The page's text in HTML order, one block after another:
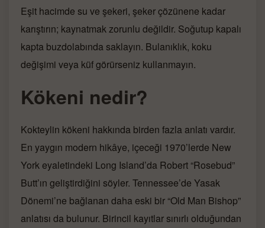
Eşit hacimde su ve şekeri, şeker çözünene kadar
karıştırın; kaynatmak zorunlu değildir. Soğutup kapalı
kapta buzdolabında saklayın. Bulanıklık, koku
değişimi veya küf görürseniz kullanmayın.
Kökeni nedir?
Kokteylin kökeni hakkında birden fazla anlatı vardır.
En yaygın modern hikâye, içeceği 1970’lerde New
York eyaletindeki Long Island’da Robert “Rosebud”
Butt’ın geliştirdiğini söyler. Tennessee’de Yasak
Dönemi’ne bağlanan daha eski bir “Old Man Bishop”
anlatısı da bulunur. Birincil kayıtlar sınırlı olduğundan